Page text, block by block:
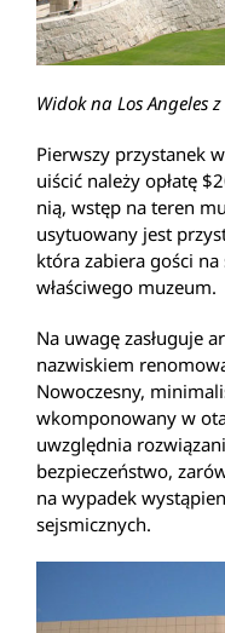
Widok na Los Angeles
Pierwszy przystanek
uiścić należy opłatę
nią, wstęp na teren
usytuowany jest
która zabiera gości
właściwego muzeum.
Na uwagę zasługuje
nazwiskiem
Nowoczesny,
wkomponowany w
uwzględnia
bezpieczeństwo,
na wypadek
sejsmicznych.